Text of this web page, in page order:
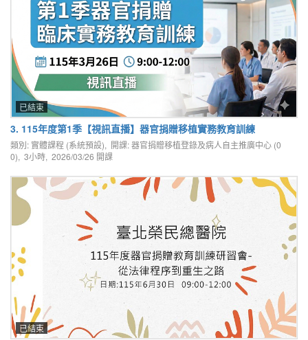
已結束
3. 115年度第1季【視訊直播】器官捐贈移植實務教育訓練
類別: 實體課程 (系統預設), 開課: 器官捐贈移植登錄及病人自主推廣中心 (0
0), 3小時, 2026/03/26 開課
已結束